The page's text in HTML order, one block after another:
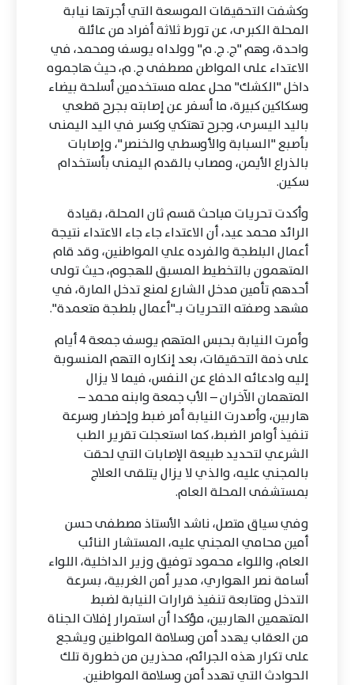
وكشفت التحقيقات الموسعة التي أجرتها نيابة
المحلة الكبرى، عن تورط ثلاثة أفراد من عائلة
واحدة، وهم "ج. ج. م" وولداه يوسف ومحمد، في
الاعتداء على المواطن مصطفى ج. م، حيث هاجموه
داخل "الكشك" محل عمله مستخدمين أسلحة بيضاء
وسكاكين كبيرة، ما أسفر عن إصابته بجرح قطعي
باليد اليسرى، وجرح تهتكي وكسر في اليد اليمنى
بأصبع "السبابة والأوسطي والخنصر"، وإصابات
بالذراع الأيمن، ومصاب بالقدم اليمنى بأستخدام
سكين.
وأكدت تحريات مباحث قسم ثان المحلة، بقيادة
الرائد محمد عيد، أن الاعتداء جاء جاء الاعتداء نتيجة
أعمال البلطجة والفرده علي المواطنين، وقد قام
المتهمون بالتخطيط المسبق للهجوم، حيث تولى
أحدهم تأمين مدخل الشارع لمنع تدخل المارة، في
مشهد وصفته التحريات بـ"أعمال بلطجة متعمدة".
وأمرت النيابة بحبس المتهم يوسف جمعة 4 أيام
على ذمة التحقيقات، بعد إنكاره التهم المنسوبة
إليه وادعائه الدفاع عن النفس، فيما لا يزال
المتهمان الآخران – الأب جمعة وابنه محمد –
هاربين، وأصدرت النيابة أمر ضبط وإحضار وسرعة
تنفيذ أوامر الضبط، كما استعجلت تقرير الطب
الشرعي لتحديد طبيعة الإصابات التي لحقت
بالمجني عليه، والذي لا يزال يتلقى العلاج
بمستشفى المحلة العام.
وفي سياق متصل، ناشد الأستاذ مصطفى حسن
أمين محامي المجني عليه، المستشار النائب
العام، واللواء محمود توفيق وزير الداخلية، اللواء
أسامة نصر الهواري، مدير أمن الغربية، بسرعة
التدخل ومتابعة تنفيذ قرارات النيابة لضبط
المتهمين الهاربين، مؤكدا أن استمرار إفلات الجناة
من العقاب يهدد أمن وسلامة المواطنين ويشجع
على تكرار هذه الجرائم، محذرين من خطورة تلك
الحوادث التي تهدد أمن وسلامة المواطنين.